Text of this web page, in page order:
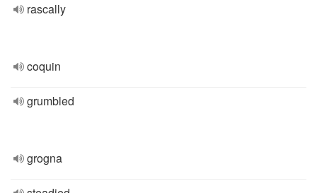
rascally
coquin
grumbled
grogna